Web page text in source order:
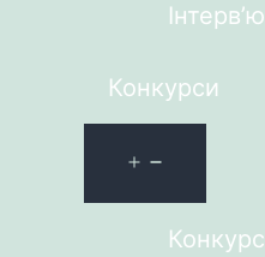
Інтерв’ю
Конкурси